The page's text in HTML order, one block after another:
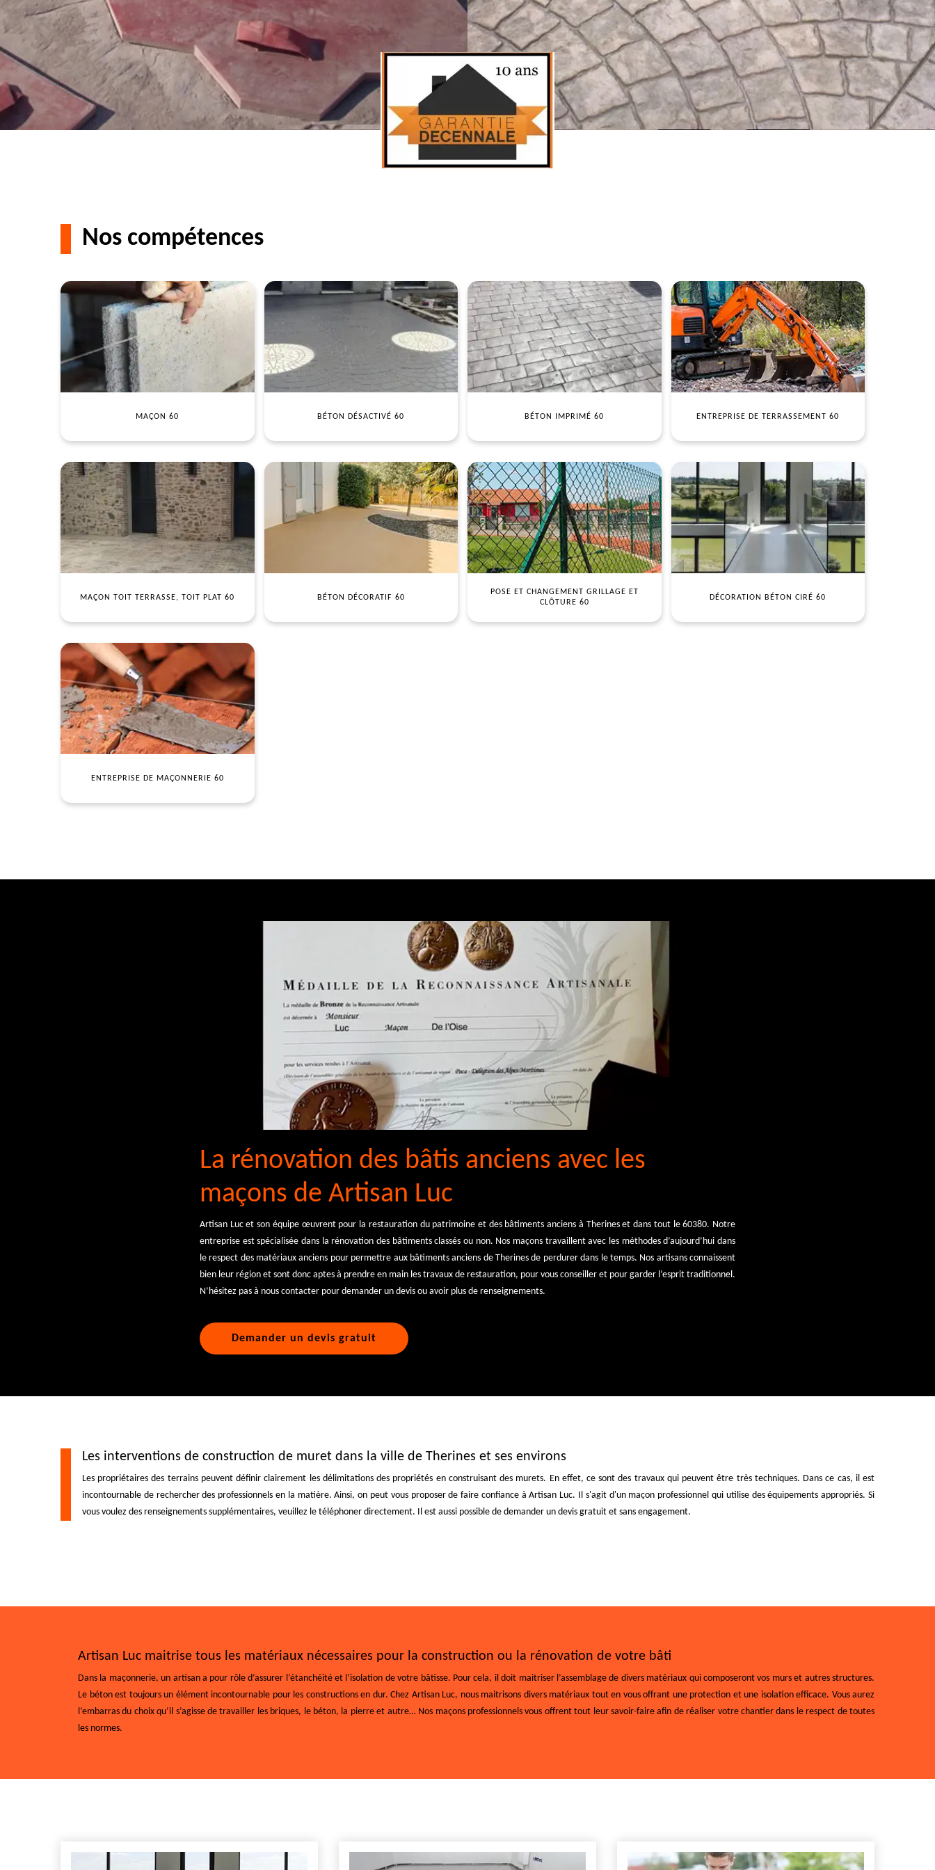
Nos compétences
MAÇON 60 BÉTON DÉSACTIVÉ 60 BÉTON IMPRIMÉ 60 ENTREPRISE DE TERRASSEMENT 60
MAÇON TOIT TERRASSE, TOIT PLAT 60 BÉTON DÉCORATIF 60
POSE ET CHANGEMENT GRILLAGE ET
CLÔTURE 60
DÉCORATION BÉTON CIRÉ 60
ENTREPRISE DE MAÇONNERIE 60
La rénovation des bâtis anciens avec les
maçons de Artisan Luc
Artisan Luc et son équipe œuvrent pour la restauration du patrimoine et des bâtiments anciens à Therines et dans tout le 60380. Notre
entreprise est spécialisée dans la rénovation des bâtiments classés ou non. Nos maçons travaillent avec les méthodes d’aujourd’hui dans
le respect des matériaux anciens pour permettre aux bâtiments anciens de Therines de perdurer dans le temps. Nos artisans connaissent
bien leur région et sont donc aptes à prendre en main les travaux de restauration, pour vous conseiller et pour garder l’esprit traditionnel.
N’hésitez pas à nous contacter pour demander un devis ou avoir plus de renseignements.
Demander un devis gratuit
Les interventions de construction de muret dans la ville de Therines et ses environs
Les propriétaires des terrains peuvent définir clairement les délimitations des propriétés en construisant des murets. En effet, ce sont des travaux qui peuvent être très techniques. Dans ce cas, il est
incontournable de rechercher des professionnels en la matière. Ainsi, on peut vous proposer de faire confiance à Artisan Luc. Il s'agit d'un maçon professionnel qui utilise des équipements appropriés. Si
vous voulez des renseignements supplémentaires, veuillez le téléphoner directement. Il est aussi possible de demander un devis gratuit et sans engagement.
Artisan Luc maitrise tous les matériaux nécessaires pour la construction ou la rénovation de votre bâti
Dans la maçonnerie, un artisan a pour rôle d’assurer l’étanchéité et l’isolation de votre bâtisse. Pour cela, il doit maitriser l’assemblage de divers matériaux qui composeront vos murs et autres structures.
Le béton est toujours un élément incontournable pour les constructions en dur. Chez Artisan Luc, nous maitrisons divers matériaux tout en vous offrant une protection et une isolation efficace. Vous aurez
l’embarras du choix qu’il s’agisse de travailler les briques, le béton, la pierre et autre… Nos maçons professionnels vous offrent tout leur savoir-faire afin de réaliser votre chantier dans le respect de toutes
les normes.